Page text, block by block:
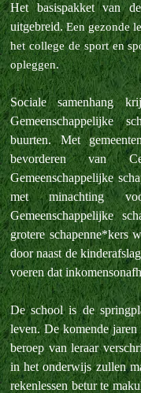
Het basispakket van
uitgebreid.Een gezonde
het college de sport en
opleggen.
Sociale samenhang
Gemeenschappelijke
buurten. Met
bevorderen van
Gemeenschappelijke
met minachting
Gemeenschappelijke
grotere schapenne*kers
door naast de
voeren dat
De school is de
leven. De komende
beroep van leraar
in het onderwijs zullen
rekenlessen betur te